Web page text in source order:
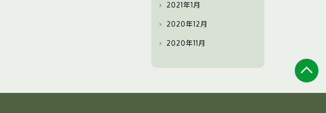
2021年1月
2020年12月
2020年11月